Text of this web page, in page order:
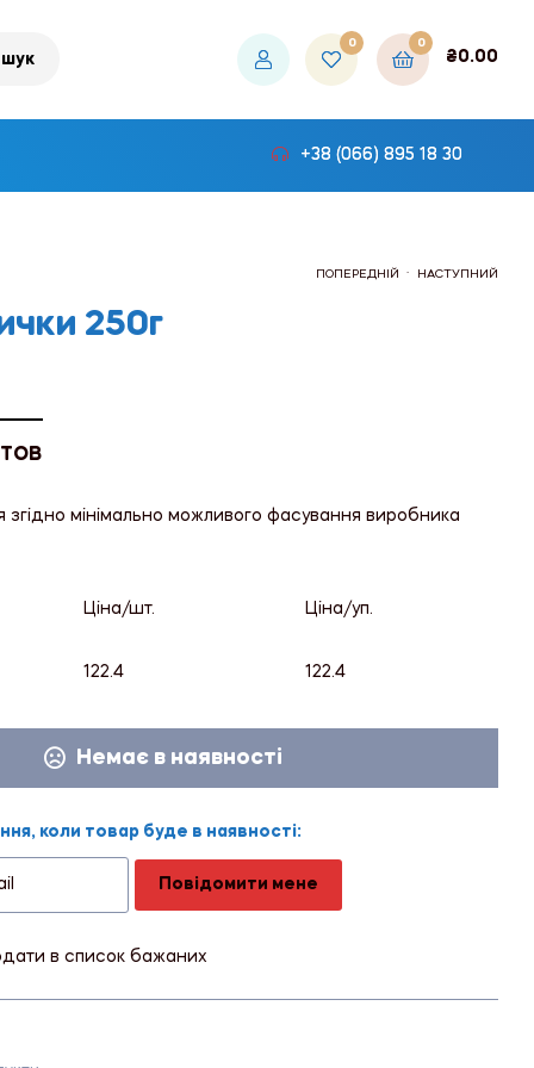
0 0
₴0.00
+38 (066) 895 18 30
ПОПЕРЕДНІЙ НАСТУПНИЙ
250г
ТОВ
згідно мінімально можливого фасування виробника
Ціна/шт. Ціна/уп.
122.4 122.4
Немає в наявності
коли товар буде в наявності:
Повідомити мене
в список бажаних